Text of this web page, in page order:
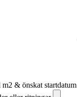
& önskat startdatum